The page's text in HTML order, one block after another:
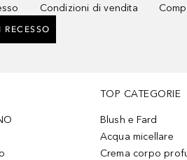
Condizioni di vendita
RECESSO
TOP CATEGORIE
Blush e Fard
Acqua micellare
Crema corpo